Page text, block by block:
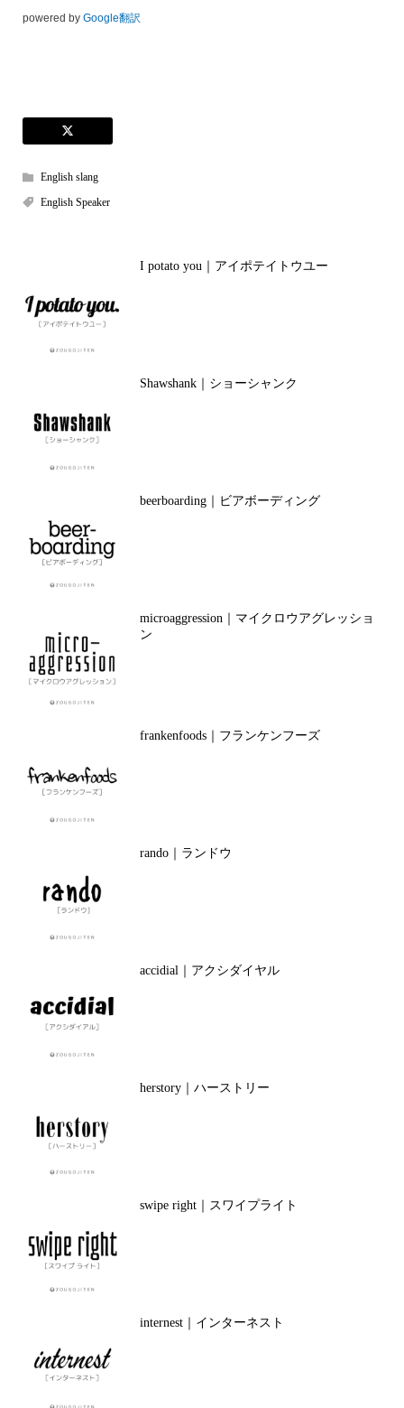
powered by Google翻訳
English slang
English Speaker
I potato you｜アイポテイトウユー
Shawshank｜ショーシャンク
beerboarding｜ビアボーディング
microaggression｜マイクロウアグレッショ
ン
frankenfoods｜フランケンフーズ
rando｜ランドウ
accidial｜アクシダイヤル
herstory｜ハーストリー
swipe right｜スワイプライト
internest｜インターネスト